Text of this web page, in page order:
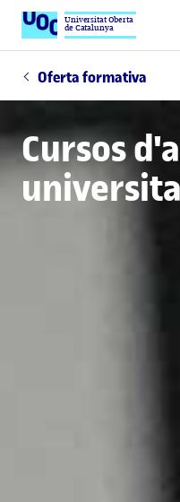
Universitat Oberta
de Catalunya
Oferta formativa
Cursos